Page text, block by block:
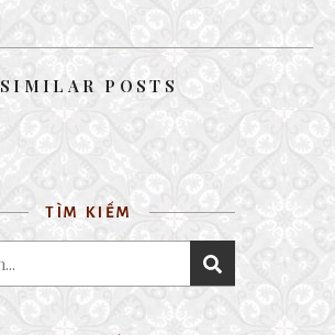
SIMILAR POSTS
GRAND CANYON TRÙNG ĐIỆP
29 December, 2016
17 January, 2020
13 February, 2017
TÌM KIẾM